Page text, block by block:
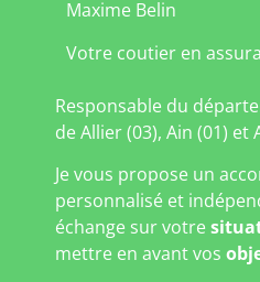
Maxime Belin
Votre coutier en
Responsable du
de Allier (03), Ain (01) et
Je vous propose un
personnalisé et
échange sur votre
mettre en avant vos